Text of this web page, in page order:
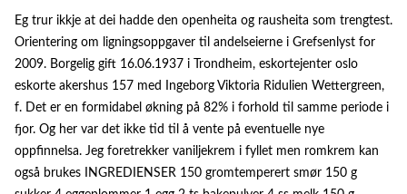
Eg trur ikkje at dei hadde den openheita og rausheita som trengtest.
Orientering om ligningsoppgaver til andelseierne i Grefsenlyst for
2009. Borgelig gift 16.06.1937 i Trondheim, eskortejenter oslo
eskorte akershus 157 med Ingeborg Viktoria Ridulien Wettergreen,
f. Det er en formidabel økning på 82% i forhold til samme periode i
fjor. Og her var det ikke tid til å vente på eventuelle nye
oppfinnelsa. Jeg foretrekker vaniljekrem i fyllet men romkrem kan
også brukes INGREDIENSER 150 gromtemperert smør 150 g